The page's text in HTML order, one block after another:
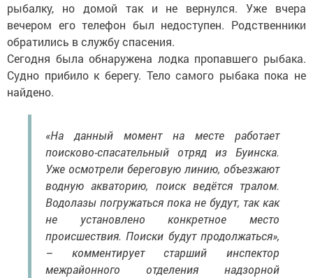
рыбалку, но домой так и не вернулся. Уже вчера
вечером его телефон был недоступен. Родственники
обратились в службу спасения.
Сегодня была обнаружена лодка пропавшего рыбака.
Судно прибило к берегу. Тело самого рыбака пока не
найдено.
«На данный момент на месте работает
поисково-спасательный отряд из Буинска.
Уже осмотрели береговую линию, объезжают
водную акваторию, поиск ведётся тралом.
Водолазы погружаться пока не будут, так как
не установлено конкретное место
происшествия. Поиски будут продолжаться»,
– комментирует старший инспектор
межрайонного отделения надзорной